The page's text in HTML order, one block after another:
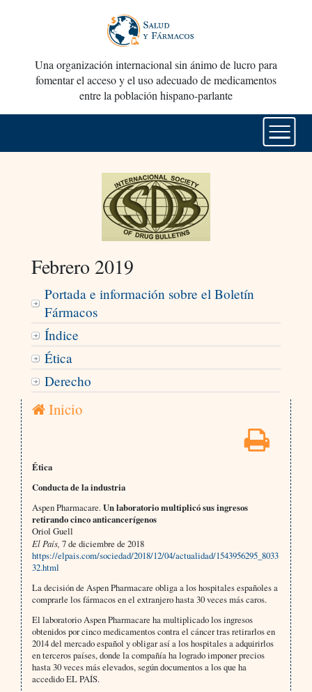
Una organización internacional sin ánimo de lucro para
fomentar el acceso y el uso adecuado de medicamentos
entre la población hispano-parlante
Febrero 2019
Portada e información sobre el Boletín
Fármacos
Índice
Ética
Derecho
Inicio
Ética
Conducta de la industria
Aspen Pharmacare.Un laboratorio multiplicó sus ingresos
retirando cinco anticancerígenos
Oriol Guell
El País, 7 de diciembre de 2018
https://elpais.com/sociedad/2018/12/04/actualidad/1543956295_8033
32.html
La decisión de Aspen Pharmacare obliga a los hospitales españoles a
comprarle los fármacos en el extranjero hasta 30 veces más caros.
El laboratorio Aspen Pharmacare ha multiplicado los ingresos
obtenidos por cinco medicamentos contra el cáncer tras retirarlos en
2014 del mercado español y obligar así a los hospitales a adquirirlos
en terceros países, donde la compañía ha logrado imponer precios
hasta 30 veces más elevados, según documentos a los que ha
accedido EL PAÍS.